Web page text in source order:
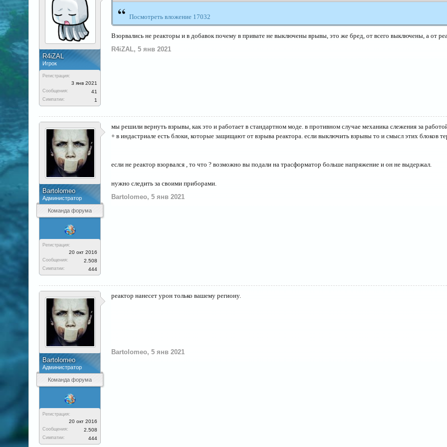
R4iZAL
Игрок
Регистрация:
3 янв 2021
Сообщения: 41
Симпатии: 1
“ Посмотреть вложение 17032
Взорвались не реакторы и в добавок почему в привате не выключены врывы, это же бред, от всего выключены, а от
R4iZAL, 5 янв 2021
Bartolomeo
Администратор
Команда форума
Регистрация:
20 окт 2016
Сообщения: 2.508
Симпатии: 444
мы решили вернуть взрывы, как это и работает в стандартном моде. в противном случае механика слежения за
+ в индастриале есть блоки, которые защищают от взрыва реактора. если выключить взрывы то и смысл этих блоков
если не реактор взорвался , то что ? возможно вы подали на трасформатор больше напряжение и он не выдержал.
нужно следить за своими приборами.
Bartolomeo, 5 янв 2021
Bartolomeo
Администратор
Команда форума
Регистрация:
20 окт 2016
Сообщения: 2.508
Симпатии: 444
реактор нанесет урон только вашему региону.
Bartolomeo, 5 янв 2021